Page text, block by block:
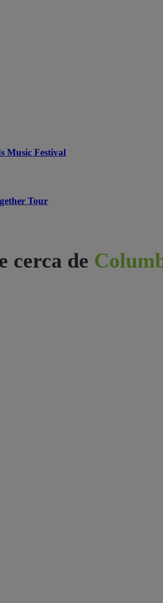
Music Festival
Tour
cerca de